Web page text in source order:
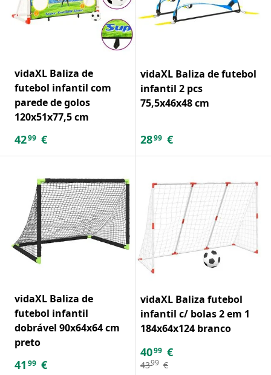
vidaXL Baliza de
futebol infantil com
parede de golos
120x51x77,5 cm
4299 €
vidaXL Baliza de futebol
infantil 2 pcs
75,5x46x48 cm
2899 €
vidaXL Baliza de
futebol infantil
dobrável 90x64x64 cm
preto
41 99 €
vidaXL Baliza futebol
infantil c/ bolas 2 em 1
184x64x124 branco
4099 €
4399 €